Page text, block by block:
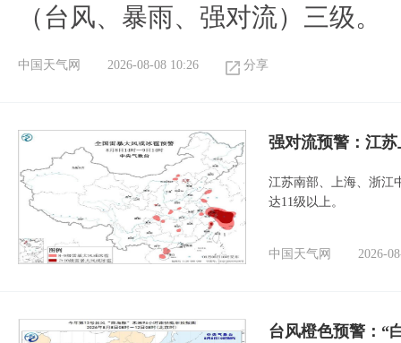
（台风、暴雨、强对流）三级。
中国天气网 2026-08-08 10:26 分享
强对流预警：江
江苏南部、上海、浙江
达11级以上。
中国天气网 2026-
台风橙色预警：“